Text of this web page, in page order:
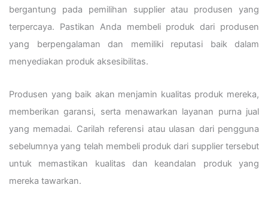
bergantung pada pemilihan supplier atau produsen yang
terpercaya. Pastikan Anda membeli produk dari produsen
yang berpengalaman dan memiliki reputasi baik dalam
menyediakan produk aksesibilitas.
Produsen yang baik akan menjamin kualitas produk mereka,
memberikan garansi, serta menawarkan layanan purna jual
yang memadai. Carilah referensi atau ulasan dari pengguna
sebelumnya yang telah membeli produk dari supplier tersebut
untuk memastikan kualitas dan keandalan produk yang
mereka tawarkan.